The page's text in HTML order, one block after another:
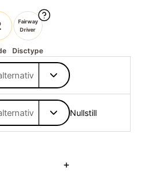
Fairway
Driver
Disctype
Nullstill
+